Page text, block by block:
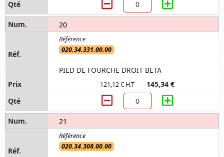
20
020.34.331.00.00
PIED DE FOURCHE DROIT BETA
121,12 € H.T 145,34 €
21
020.34.308.00.00